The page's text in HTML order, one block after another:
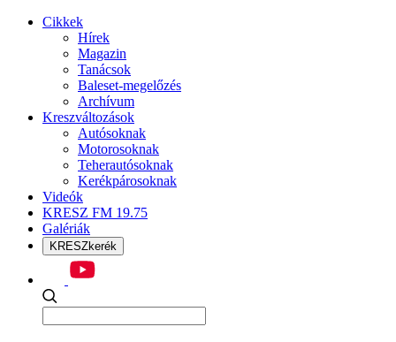
Cikkek
Hírek
Magazin
Tanácsok
Baleset-megelőzés
Archívum
Kreszváltozások
Autósoknak
Motorosoknak
Teherautósoknak
Kerékpárosoknak
Videók
KRESZ FM 19.75
Galériák
KRESZkerék